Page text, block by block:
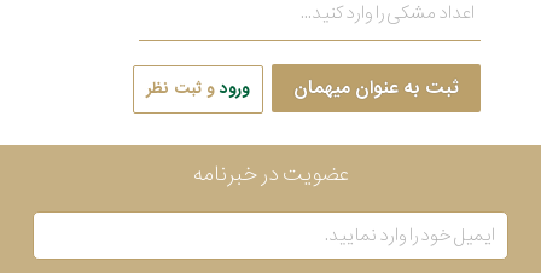
ثبت به عنوان میهمان ورودو ثبت نظر
عضویت در خبرنامه